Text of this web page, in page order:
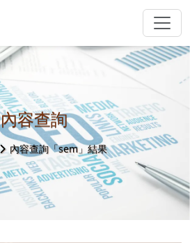
內容查詢
內容查詢「sem」結果